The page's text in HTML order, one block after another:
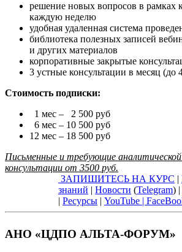
решение новых вопросов в рамках
каждую неделю
удобная удаленная система
библиотека полезных записей
и других материалов
корпоративные закрытые
3 устные консультации в месяц (до
Стоимость подписки:
1 мес – 2 500 руб
6 мес – 10 500 руб
12 мес – 18 500 руб
Письменные и требующие
консультации от 3500 руб.
ЗАПИШИТЕСЬ НА КУРС |
знаний | Новости (Telegram) |
| Ресурсы | YouTube |
АНО «ЦДПО АЛЬТА-ФОРУМ»